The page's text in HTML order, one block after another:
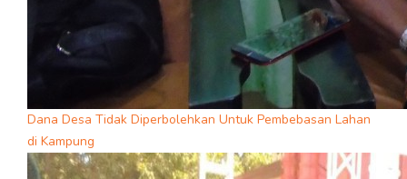
Dana Desa Tidak Diperbolehkan Untuk Pembebasan Lahan
di Kampung